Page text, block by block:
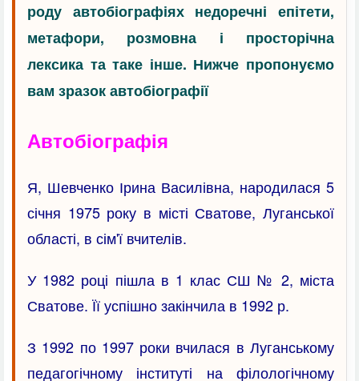
роду автобіографіях недоречні епітети,
метафори, розмовна і просторічна
лексика та таке інше. Нижче пропонуємо
вам зразок автобіографії
Автобіографія
Я, Шевченко Ірина Василівна, народилася 5
січня 1975 року в місті Сватове, Луганської
області, в сім'ї вчителів.
У 1982 році пішла в 1 клас СШ № 2, міста
Сватове. Її успішно закінчила в 1992 р.
З 1992 по 1997 роки вчилася в Луганському
педагогічному інституті на філологічному